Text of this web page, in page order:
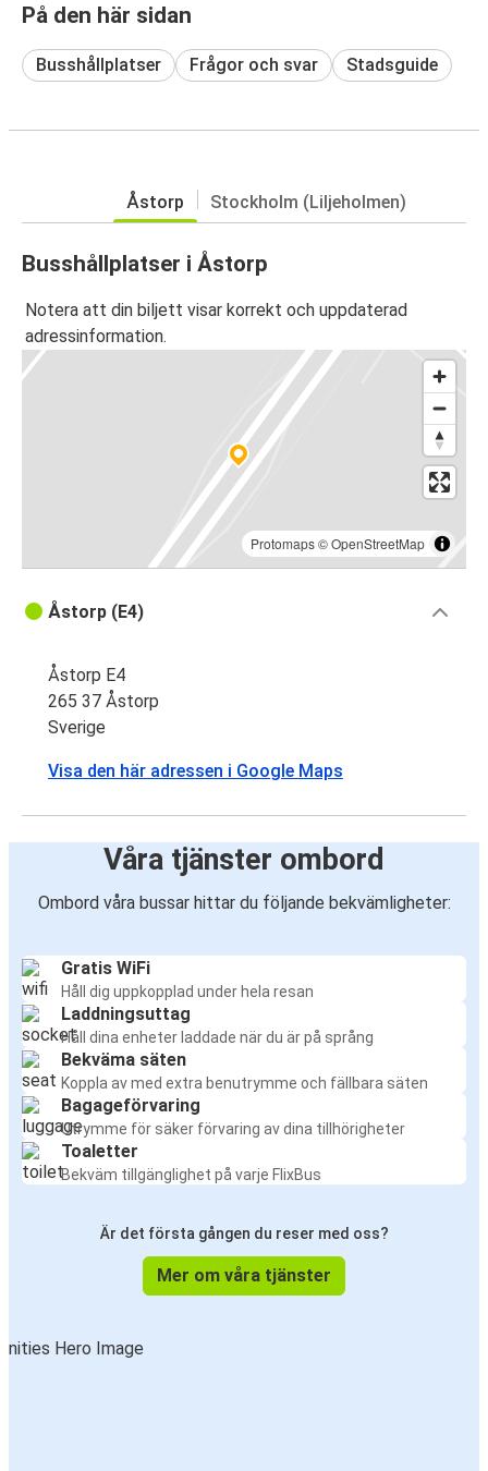
På den här sidan
Busshållplatser Frågor och svar Stadsguide
Åstorp Stockholm (Liljeholmen)
Busshållplatser i Åstorp
Notera att din biljett visar korrekt och uppdaterad
adressinformation.
Protomaps©OpenStreetMap
Åstorp (E4)
Åstorp E4
265 37 Åstorp
Sverige
Visa den här adressen i Google Maps
Våra tjänster ombord
Ombord våra bussar hittar du följande bekvämligheter:
Gratis WiFi
Håll dig uppkopplad under hela resan
Laddningsuttag
Håll dina enheter laddade när du är på språng
Bekväma säten
Koppla av med extra benutrymme och fällbara säten
Bagageförvaring
Utrymme för säker förvaring av dina tillhörigheter
Toaletter
Bekväm tillgänglighet på varje FlixBus
Är det första gången du reser med oss?
Mer om våra tjänster